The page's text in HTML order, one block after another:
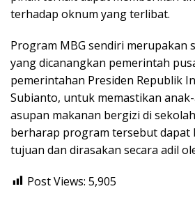
terhadap oknum yang terlibat.
Program MBG sendiri merupakan
yang dicanangkan pemerintah
pemerintahan Presiden Republik
Subianto, untuk memastikan
asupan makanan bergizi di
berharap program tersebut dapat
tujuan dan dirasakan secara adil
Post Views: 5,905